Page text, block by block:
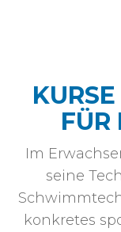
FÜR
Im
seine
konkretes